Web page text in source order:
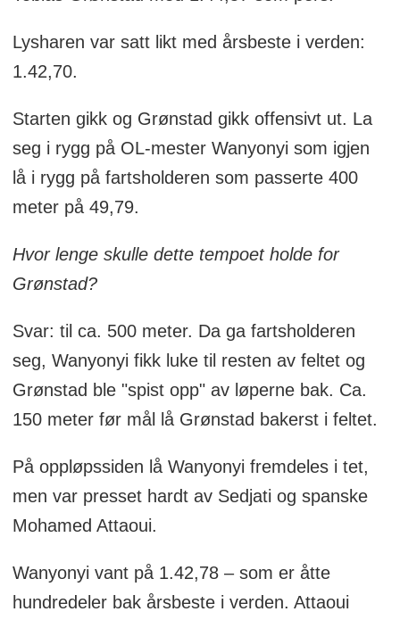
Lysharen var satt likt med årsbeste i verden:
1.42,70.
Starten gikk og Grønstad gikk offensivt ut. La
seg i rygg på OL-mester Wanyonyi som igjen
lå i rygg på fartsholderen som passerte 400
meter på 49,79.
Hvor lenge skulle dette tempoet holde for
Grønstad?
Svar: til ca. 500 meter. Da ga fartsholderen
seg, Wanyonyi fikk luke til resten av feltet og
Grønstad ble "spist opp" av løperne bak. Ca.
150 meter før mål lå Grønstad bakerst i feltet.
På oppløpssiden lå Wanyonyi fremdeles i tet,
men var presset hardt av Sedjati og spanske
Mohamed Attaoui.
Wanyonyi vant på 1.42,78 – som er åtte
hundredeler bak årsbeste i verden. Attaoui